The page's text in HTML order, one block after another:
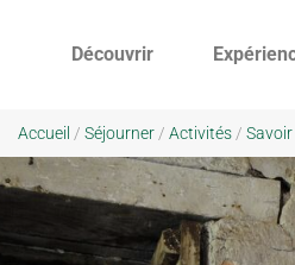
Découvrir
Accueil / Séjourner / Activités /